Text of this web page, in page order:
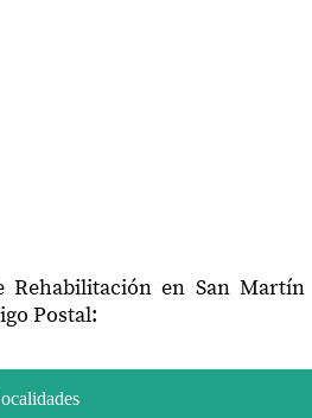
Rehabilitación en San
Postal: